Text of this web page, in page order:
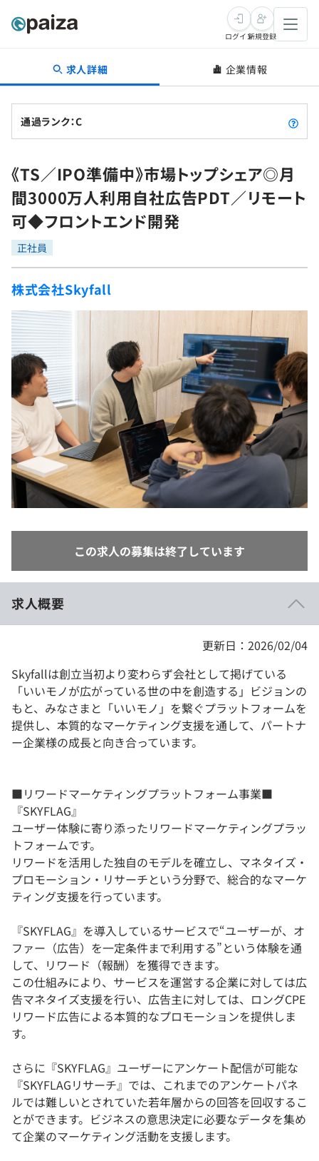
転職・キャリア
転職成功ガイド
転職エージェント
インタビュー
転職成功ガイド
新卒就活
求人検索
本選考
インターン
新卒エージェント
イベント・セミナー
インタビュー
就活成功ガイド
学習
問題集
4択課題
ナレッジ
リファレンス
プラン
個人向けプラン
法人向けプラン
学校向けプラン
プログラミング言語
評価結果一覧
再チャレンジ結果一覧
ゲーム・マンガ
Tech Team Journal
paiza times
note
paizaとは？
ログイン新規登録
求人詳細 企業情報
通過ランク：C
《TS／IPO準備中》市場トップシェア◎月
間3000万人利用自社広告PDT／リモート
可◆フロントエンド開発
正社員
株式会社Skyfall
この求人の募集は終了しています
求人概要
更新日：2026/02/04
Skyfallは創立当初より変わらず会社として掲げている
「いいモノが広がっている世の中を創造する」ビジョンの
もと、みなさまと「いいモノ」を繋ぐプラットフォームを
提供し、本質的なマーケティング支援を通して、パートナ
ー企業様の成長と向き合っています。
■リワードマーケティングプラットフォーム事業■
『SKYFLAG』
ユーザー体験に寄り添ったリワードマーケティングプラッ
トフォームです。
リワードを活用した独自のモデルを確立し、マネタイズ・
プロモーション・リサーチという分野で、総合的なマーケ
ティング支援を行っています。
『SKYFLAG』を導入しているサービスで“ユーザーが、オ
ファー（広告）を一定条件まで利用する”という体験を通
して、リワード（報酬）を獲得できます。
この仕組みにより、サービスを運営する企業に対しては広
告マネタイズ支援を行い、広告主に対しては、ロングCPE
リワード広告による本質的なプロモーションを提供しま
す。
さらに『SKYFLAG』ユーザーにアンケート配信が可能な
『SKYFLAGリサーチ』では、これまでのアンケートパネ
ルでは難しいとされていた若年層からの回答を回収するこ
とができます。ビジネスの意思決定に必要なデータを集め
て企業のマーケティング活動を支援します。